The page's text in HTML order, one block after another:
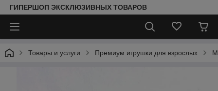
ГИПЕРШОП ЭКСКЛЮЗИВНЫХ ТОВАРОВ
Товары и услуги Премиум игрушки для взрослых